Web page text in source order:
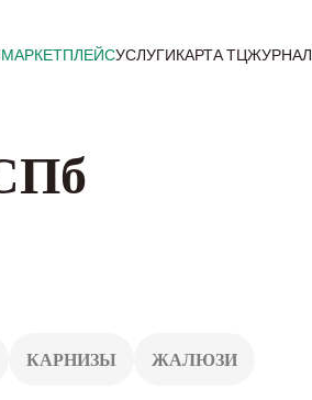
МАРКЕТПЛЕЙСУСЛУГИКАРТА ТЦЖУРНАЛ
КАРНИЗЫ ЖАЛЮЗИ